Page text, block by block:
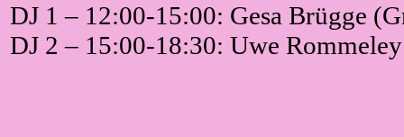
DJ 1 – 12:00-15:00: Gesa Brügge
DJ 2 – 15:00-18:30: Uwe